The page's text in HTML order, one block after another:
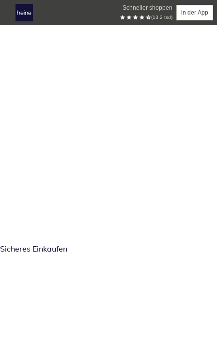
Schneller shoppen
(13.2 tsd)
in der App
Sicheres Einkaufen